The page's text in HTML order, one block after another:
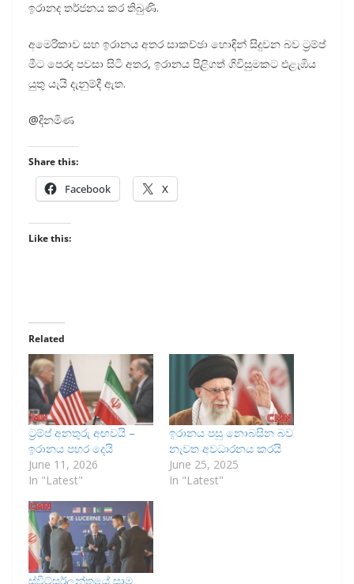
ඉරානද තර්ජනය කර තිබුණි.
අමෙරිකාව සහ ඉරානය අතර සාකච්ඡා හොඳින් සිදුවන බව ට්‍රම්ප්
මීට පෙරද පවසා සිටි අතර, ඉරානය පිළිගත් ගිවිසුමකට එළැඹිය
යුතු යැයි දැනුම්දී ඇත.
@දිනමිණ
Share this:
Facebook X
Like this:
Related
ට්‍රම්ප් අනතුරු අඟවයි –
ඉරානය පහර දෙයි
June 11, 2026
In "Latest"
ඉරානය පසු නොබසින බව
නැවත අවධාරනය කරයි
June 25, 2025
In "Latest"
ස්විට්සර්ලන්තයේ සාම